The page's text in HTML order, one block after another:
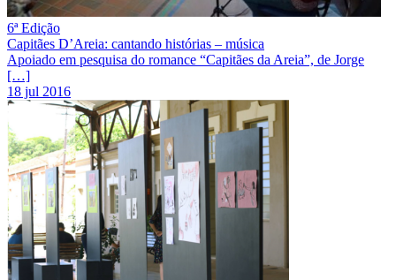
6ª Edição
Capitães D’Areia: cantando histórias – música
Apoiado em pesquisa do romance “Capitães da Areia”, de Jorge
[…]
18 jul 2016